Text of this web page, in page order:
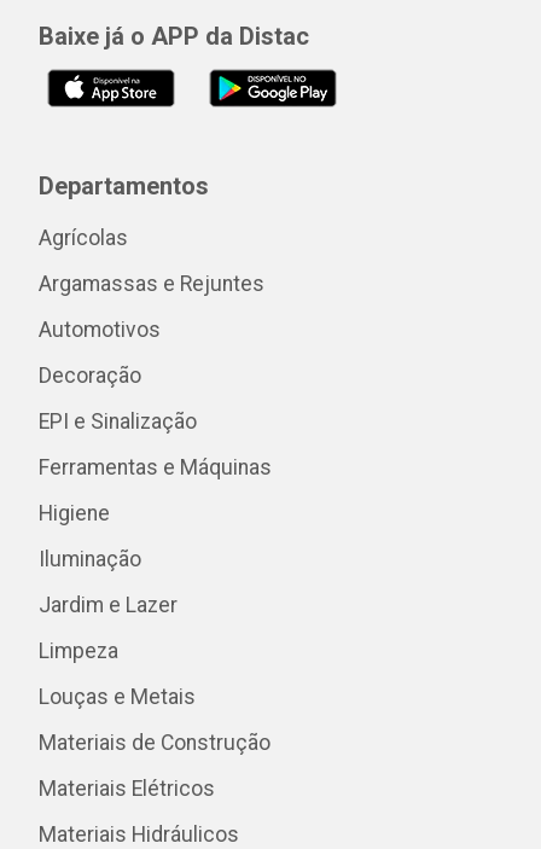
Baixe já o APP da Distac
Departamentos
Agrícolas
Argamassas e Rejuntes
Automotivos
Decoração
EPI e Sinalização
Ferramentas e Máquinas
Higiene
Iluminação
Jardim e Lazer
Limpeza
Louças e Metais
Materiais de Construção
Materiais Elétricos
Materiais Hidráulicos